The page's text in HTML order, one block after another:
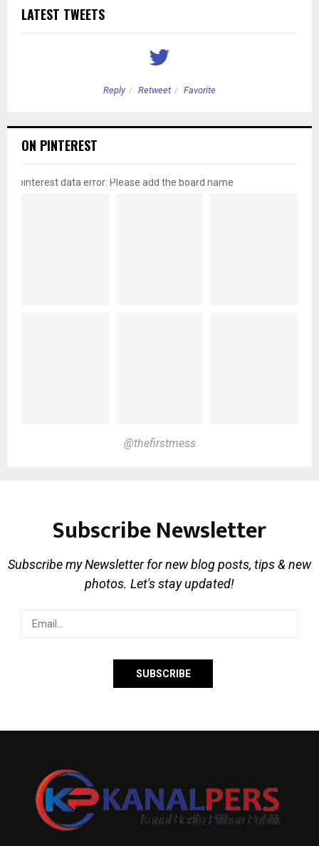
LATEST TWEETS
Reply Retweet Favorite
ON PINTEREST
pinterest data error: Please add the board name
@thefirstmess
Subscribe Newsletter
Subscribe my Newsletter for new blog posts, tips & new
photos. Let's stay updated!